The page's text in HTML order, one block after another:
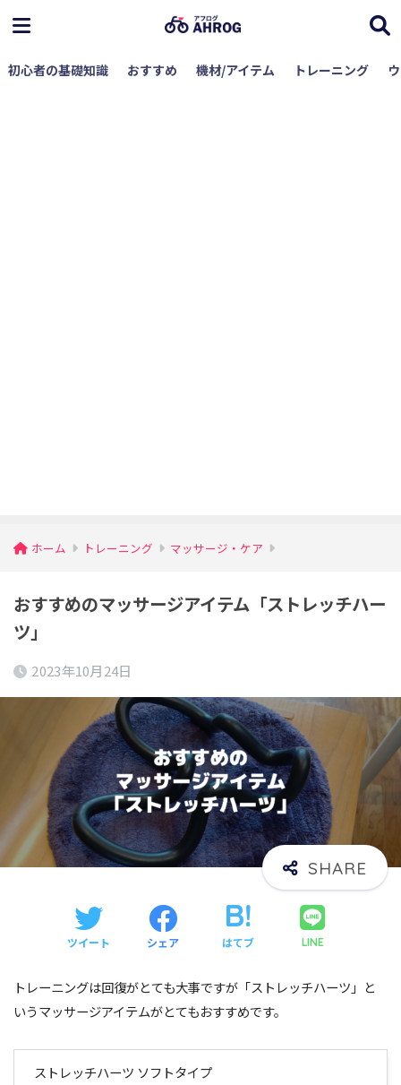
初心者の基礎知識 おすすめ 機材/アイテム トレーニング
ホーム トレーニング マッサージ・ケア
おすすめのマッサージアイテム「ストレッチハー
ツ」
2023年10月24日
ツイート シェア はてブ LINE
トレーニングは回復がとても大事ですが「ストレッチハーツ」と
いうマッサージアイテムがとてもおすすめです。
ストレッチハーツ ソフトタイプ